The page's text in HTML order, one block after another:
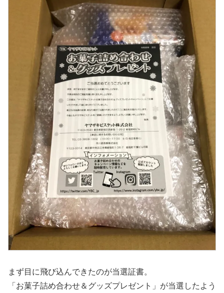
まず目に飛び込んできたのが当選証書。
「お菓子詰め合わせ＆グッズプレゼント」が当選したよう